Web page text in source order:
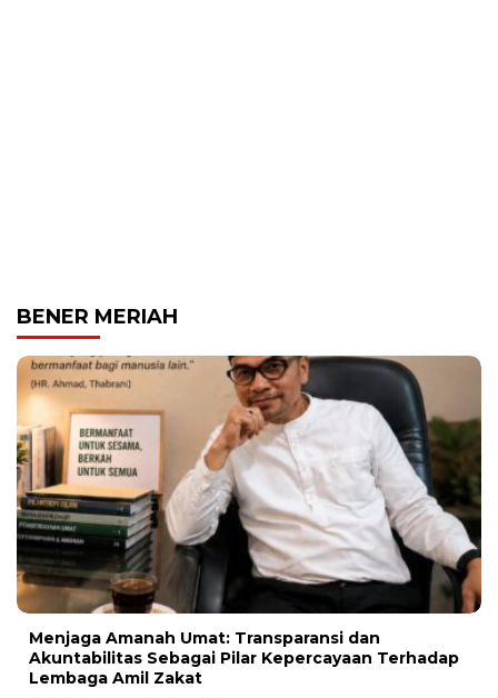
BENER MERIAH
Menjaga Amanah Umat: Transparansi dan
Akuntabilitas Sebagai Pilar Kepercayaan Terhadap
Lembaga Amil Zakat